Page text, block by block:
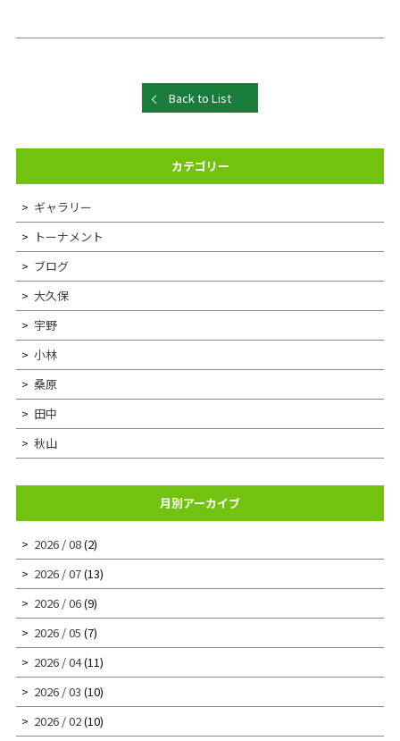
Back to List
カテゴリー
ギャラリー
トーナメント
ブログ
大久保
宇野
小林
桑原
田中
秋山
月別アーカイブ
2026 / 08(2)
2026 / 07(13)
2026 / 06(9)
2026 / 05 (7)
2026 / 04(11)
2026 / 03 (10)
2026 / 02(10)